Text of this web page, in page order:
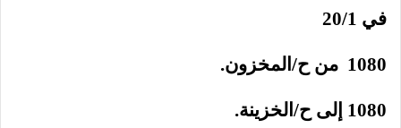
في 20/1
1080 من ح/المخزون.
1080 إلى ح/الخزينة.